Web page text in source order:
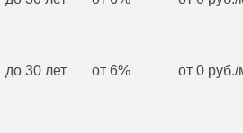
до 30 лет от 6% от 0 руб./